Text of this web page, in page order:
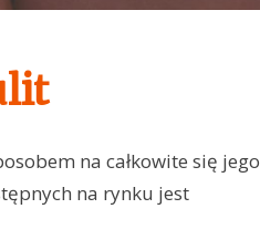
na całkowite się jego
na rynku jest